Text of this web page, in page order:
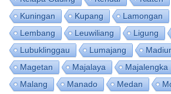
Kuningan
Kupang Lamongan
Lembang
Leuwiliang Ligung
Lubuklinggau
Lumajang
Magetan
Majalaya Majalengka
Malang
Manado Medan